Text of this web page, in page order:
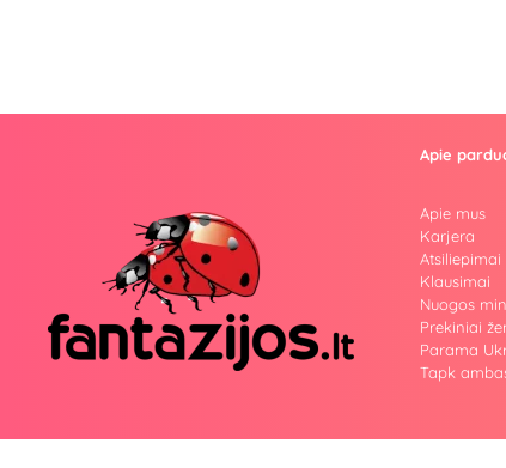
Apie
Apie mus
Karjera
Atsiliepimai
Klausimai
Nuogos
Prekiniai
Parama
Tapk